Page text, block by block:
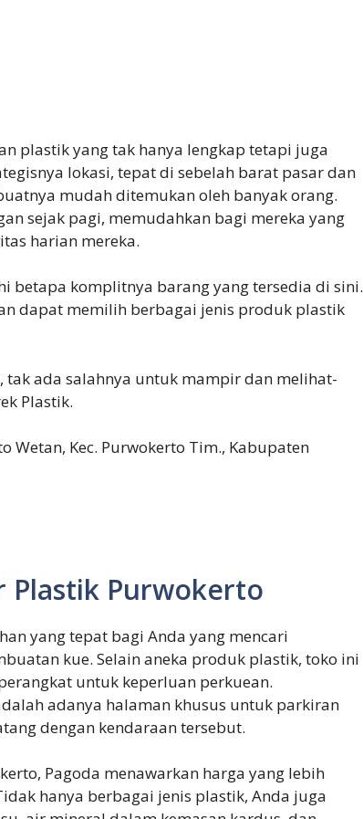
plastik yang tak hanya lengkap tetapi juga
lokasi, tepat di sebelah barat pasar dan
mudah ditemukan oleh banyak orang.
sejak pagi, memudahkan bagi mereka yang
harian mereka.
betapa komplitnya barang yang tersedia di sini.
dapat memilih berbagai jenis produk plastik
tak ada salahnya untuk mampir dan melihat-
Plastik.
Wetan, Kec. Purwokerto Tim., Kabupaten
Plastik Purwokerto
yang tepat bagi Anda yang mencari
kue. Selain aneka produk plastik, toko ini
untuk keperluan perkuean.
adanya halaman khusus untuk parkiran
dengan kendaraan tersebut.
Pagoda menawarkan harga yang lebih
hanya berbagai jenis plastik, Anda juga